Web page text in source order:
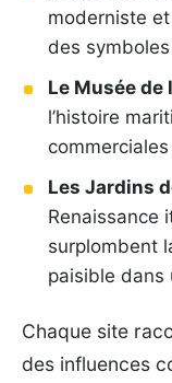
moderniste et
des
Le Musée de
l’histoire
Les Jardins
Renaissance
surplombent
paisible dans
Chaque site
des influences